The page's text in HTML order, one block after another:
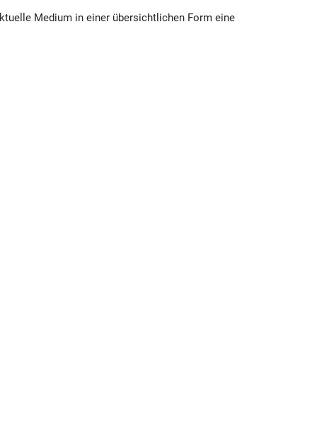
Medium in einer übersichtlichen Form eine